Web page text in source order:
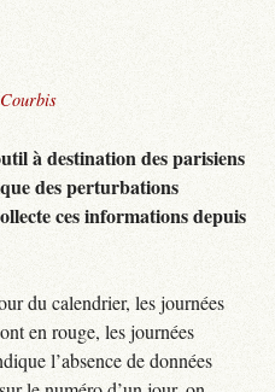
à destination des parisiens
des perturbations
ces informations depuis
du calendrier, les journées
en rouge, les journées
l’absence de données